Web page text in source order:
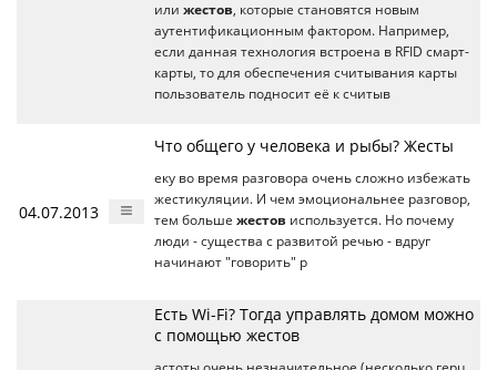
или жестов, которые становятся новым
аутентификационным фактором. Например,
если данная технология встроена в RFID смарт-
карты, то для обеспечения считывания карты
пользователь подносит её к считыв
04.07.2013
Что общего у человека и рыбы? Жесты
еку во время разговора очень сложно избежать
жестикуляции. И чем эмоциональнее разговор,
тем больше жестов используется. Но почему
люди - существа с развитой речью - вдруг
начинают "говорить" р
Есть Wi-Fi? Тогда управлять домом можно
с помощью жестов